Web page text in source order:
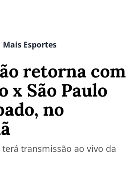
Mais Esportes
retorna com
x São Paulo
no
terá transmissão ao vivo da